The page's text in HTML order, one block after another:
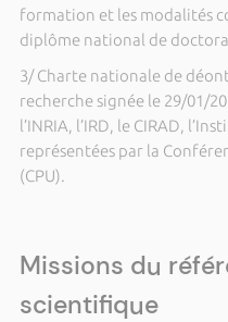
formation et les modalités
diplôme national de
3/ Charte nationale de
recherche signée le 29/01/
l’INRIA, l’IRD, le CIRAD,
représentées par la
(CPU).
Missions du
scientifique